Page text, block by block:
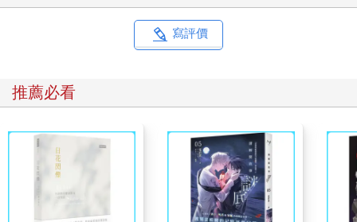
寫評價
推薦必看